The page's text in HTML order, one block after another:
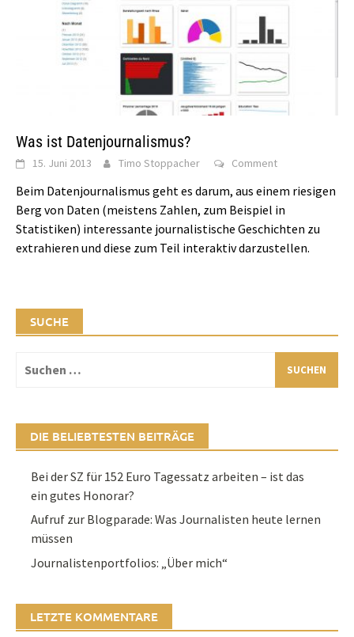
Was ist Datenjournalismus?
15. Juni 2013 Timo Stoppacher Comment
Beim Datenjournalismus geht es darum, aus einem riesigen
Berg von Daten (meistens Zahlen, zum Beispiel in
Statistiken) interessante journalistische Geschichten zu
extrahieren und diese zum Teil interaktiv darzustellen.
SUCHE
nach:
DIE BELIEBTESTEN BEITRÄGE
Bei der SZ für 152 Euro Tagessatz arbeiten – ist das
ein gutes Honorar?
Aufruf zur Blogparade: Was Journalisten heute lernen
müssen
Journalistenportfolios: „Über mich“
LETZTE KOMMENTARE